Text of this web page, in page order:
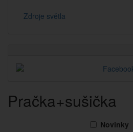
Zdroje světla
Pračka+sušička
Novinky